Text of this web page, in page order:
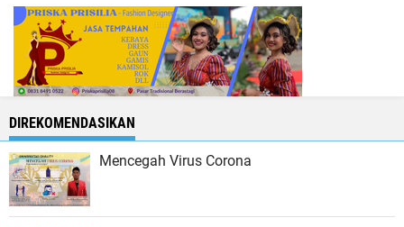
DIREKOMENDASIKAN
Mencegah Virus Corona